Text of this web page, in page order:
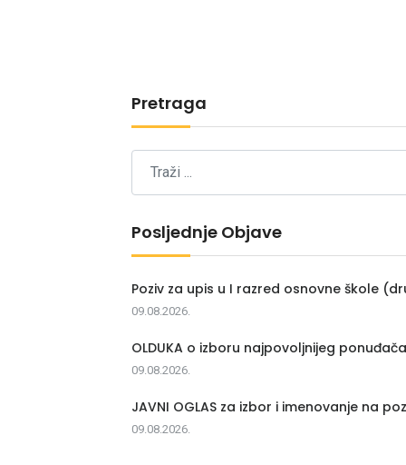
Pretraga
Posljednje Objave
Poziv za upis u I razred osnovne škole
09.08.2026.
OLDUKA o izboru najpovoljnijeg
09.08.2026.
JAVNI OGLAS za izbor i imenovanje na
09.08.2026.